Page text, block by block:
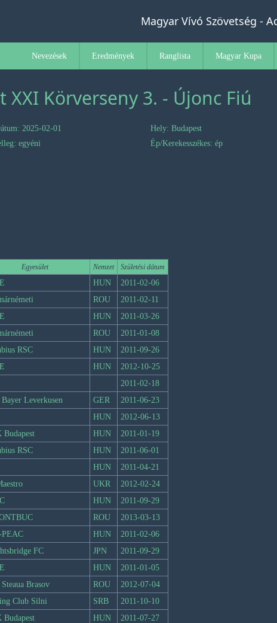
Magyar Vívó Szövetség -
Nevezések Eredmények Ranglista Magyar Kupa
XXI Körverseny 3. - Újonc Fiú
2025-02-01 Hely: Budapest
egyéni Ép/Kerekesszékes: ép
Egyesület Nemzet Születési dátum
HUN
2011-02-06
ROU
2011-02-11
HUN
2011-03-26
ROU
2011-01-08
RSC HUN
2011-09-26
HUN
2012-10-25
2011-02-18
Leverkusen GER
2011-06-23
HUN
2012-06-13
Budapest HUN
2011-01-19
RSC HUN
2011-06-01
HUN
2011-04-21
UKR
2012-02-24
HUN
2011-09-29
ROU
2013-03-13
HUN
2011-02-06
FC JPN
2011-09-29
HUN
2011-01-05
Brasov ROU
2012-07-04
Club Silni SRB
2011-10-10
Budapest HUN
2011-07-27